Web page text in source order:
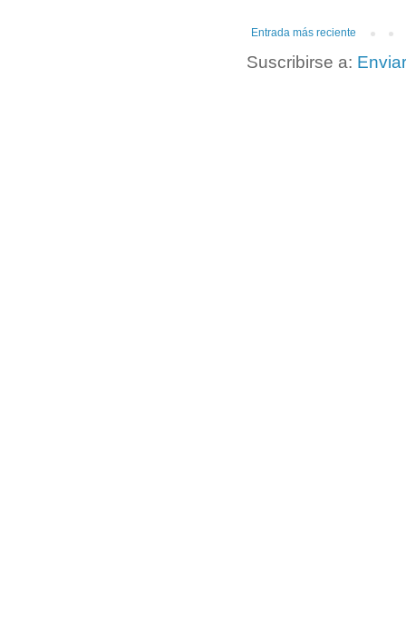
Entrada más reciente
Suscribirse a: